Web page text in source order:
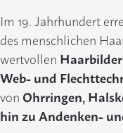
Im 19. Jahrhundert
des menschlichen
wertvollen
Web- und
von Ohrringen,
hin zu Andenken-